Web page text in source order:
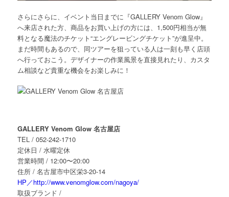
さらにさらに、イベント当日までに『GALLERY Venom Glow』
へ来店された方、商品をお買い上げの方には、1,500円相当が無
料となる魔法のチケット“エングレービングチケット”が進呈中。
まだ時間もあるので、同ツアーを狙っている人は一刻も早く店頭
へ行っておこう。デザイナーの作業風景を直接見れたり、カスタ
ム相談など貴重な機会をお楽しみに！
GALLERY Venom Glow 名古屋店
TEL / 052-242-1710
定休日 / 水曜定休
営業時間 / 12:00〜20:00
住所 / 名古屋市中区栄3-20-14
HP／http://www.venomglow.com/nagoya/
取扱ブランド /